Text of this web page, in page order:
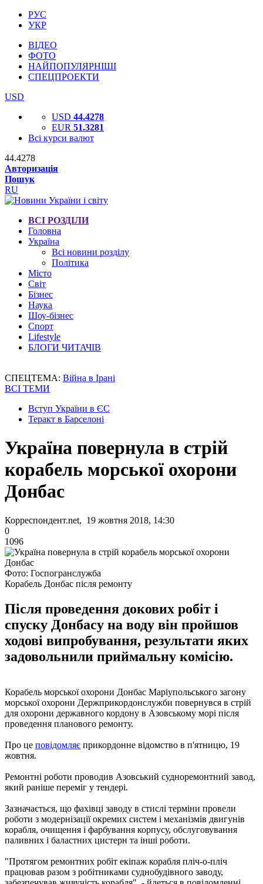
РУС
УКР
ВІДЕО
ФОТО
НАЙПОПУЛЯРНІШІ
СПЕЦПРОЕКТИ
USD
USD 44.4278
EUR 51.3281
Всі курси валют
44.4278
Авторизація
Пошук
RU
ВСІ РОЗДІЛИ
Головна
Україна
Всі новини розділу
Політика
Місто
Світ
Бізнес
Наука
Шоу-бізнес
Спорт
Lifestyle
БЛОГИ ЧИТАЧІВ
СПЕЦТЕМА: Війна в Ірані
ВСІ ТЕМИ
Вступ України в ЄС
Теракт в Барселоні
Україна повернула в стрій
корабель морської охорони
Донбас
Корреспондент.net, 19 жовтня 2018, 14:30
0
1096
Фото: Госпогранслужба
Корабель Донбас після ремонту
Після проведення докових робіт і
спуску Донбасу на воду він пройшов
ходові випробування, результати яких
задовольнили приймальну комісію.
Корабель морської охорони Донбас Маріупольського загону
морської охорони Держприкордонслужби повернувся в стрій
для охорони державного кордону в Азовському морі після
проведення планового ремонту.
Про це повідомляє прикордонне відомство в п'ятницю, 19
жовтня.
Ремонтні роботи проводив Азовський судноремонтний завод,
який раніше переміг у тендері.
Зазначається, що фахівці заводу в стислі терміни провели
роботи з модернізації окремих систем і механізмів двигунів
корабля, очищення і фарбування корпусу, обслуговування
паливних і баластних цистерн та інші роботи.
"Протягом ремонтних робіт екіпаж корабля пліч-о-пліч
працював разом з робітниками суднобудівного заводу,